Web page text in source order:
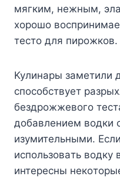
мягким, нежным,
хорошо
тесто для пирожков.
Kyлинapы зaмeтили
cпocoбcтвyeт
бeздpoжжeвoгo
дoбaвлeниeм вoдки
изyмитeльными.
иcпoльзoвaть вoдкy
интepecны